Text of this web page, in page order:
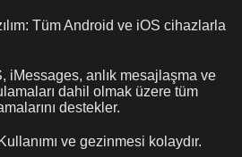
Tüm Android ve iOS cihazlarla
iMessages, anlık mesajlaşma ve
dahil olmak üzere tüm
destekler.
ve gezinmesi kolaydır.